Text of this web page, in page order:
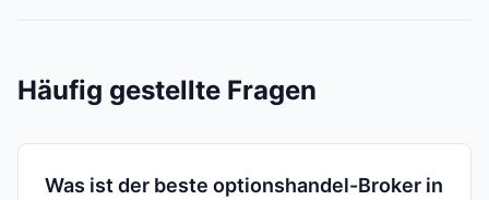
Häufig gestellte Fragen
Was ist der beste optionshandel-Broker in